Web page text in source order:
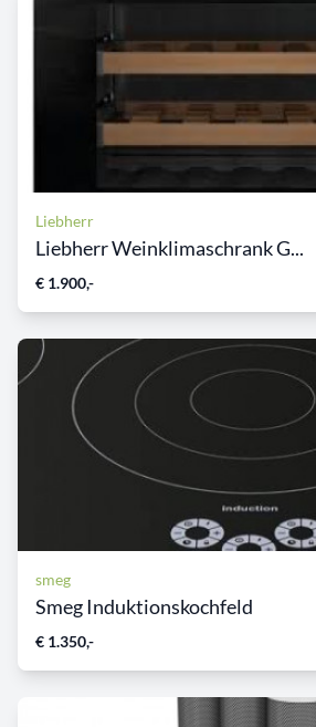
Liebherr
Liebherr Weinklimaschrank G...
€ 1.900,-
smeg
Smeg Induktionskochfeld
€ 1.350,-